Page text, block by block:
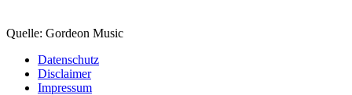
Quelle: Gordeon Music
Datenschutz
Disclaimer
Impressum